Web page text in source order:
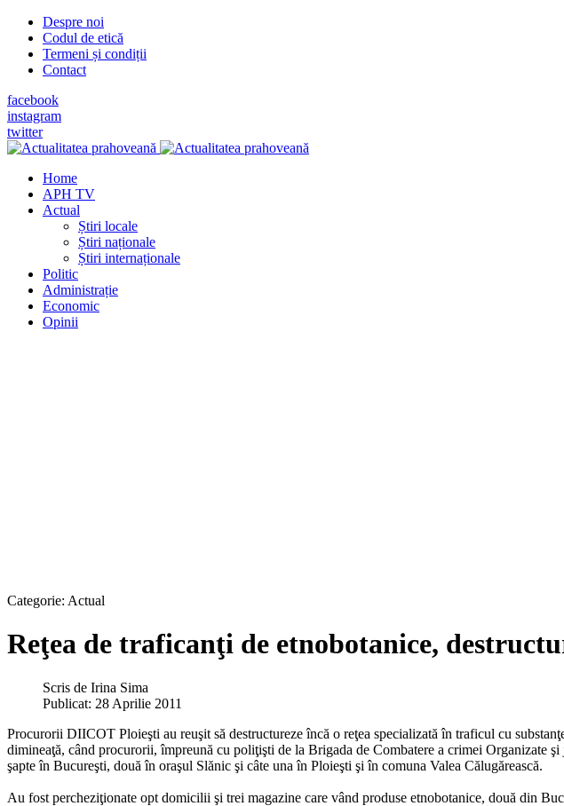
Despre noi
Codul de etică
Termeni și condiții
Contact
facebook
instagram
twitter
Home
APH TV
Actual
Știri locale
Știri naționale
Știri internaționale
Politic
Administrație
Economic
Opinii
Categorie: Actual
Reţea de traficanţi de etnobotanice,
Scris de Irina Sima
Publicat: 28 Aprilie 2011
Procurorii DIICOT Ploieşti au reuşit să destructureze încă o reţea specializată în traficul cu
dimineaţă, când procurorii, împreună cu poliţişti de la Brigada de Combatere a crimei Organizate
şapte în Bucureşti, două în oraşul Slănic şi câte una în Ploieşti şi în comuna Valea Călugărească.
Au fost percheziţionate opt domicilii şi trei magazine care vând produse etnobotanice, două din